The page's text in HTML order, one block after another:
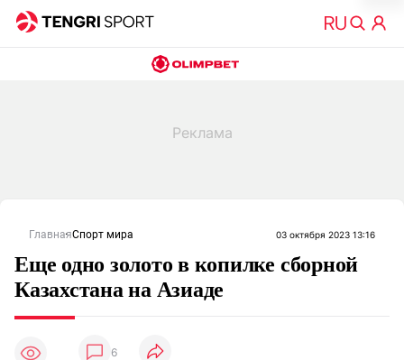
ГлавнаяСпорт мира 03 октября 2023 13:16
Еще одно золото в копилке сборной
Казахстана на Азиаде
6